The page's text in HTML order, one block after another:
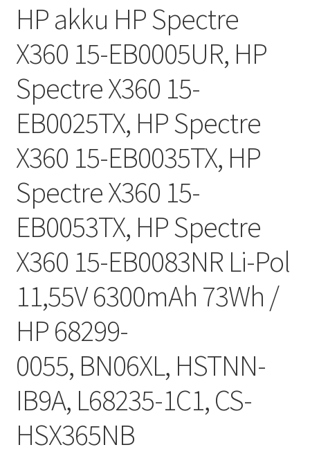
HP akku HP Spectre
X360 15-EB0005UR, HP
Spectre X360 15-
EB0025TX, HP Spectre
X360 15-EB0035TX, HP
Spectre X360 15-
EB0053TX, HP Spectre
X360 15-EB0083NR Li-Pol
11,55V 6300mAh 73Wh /
HP 68299-
0055, BN06XL, HSTNN-
IB9A, L68235-1C1, CS-
HSX365NB